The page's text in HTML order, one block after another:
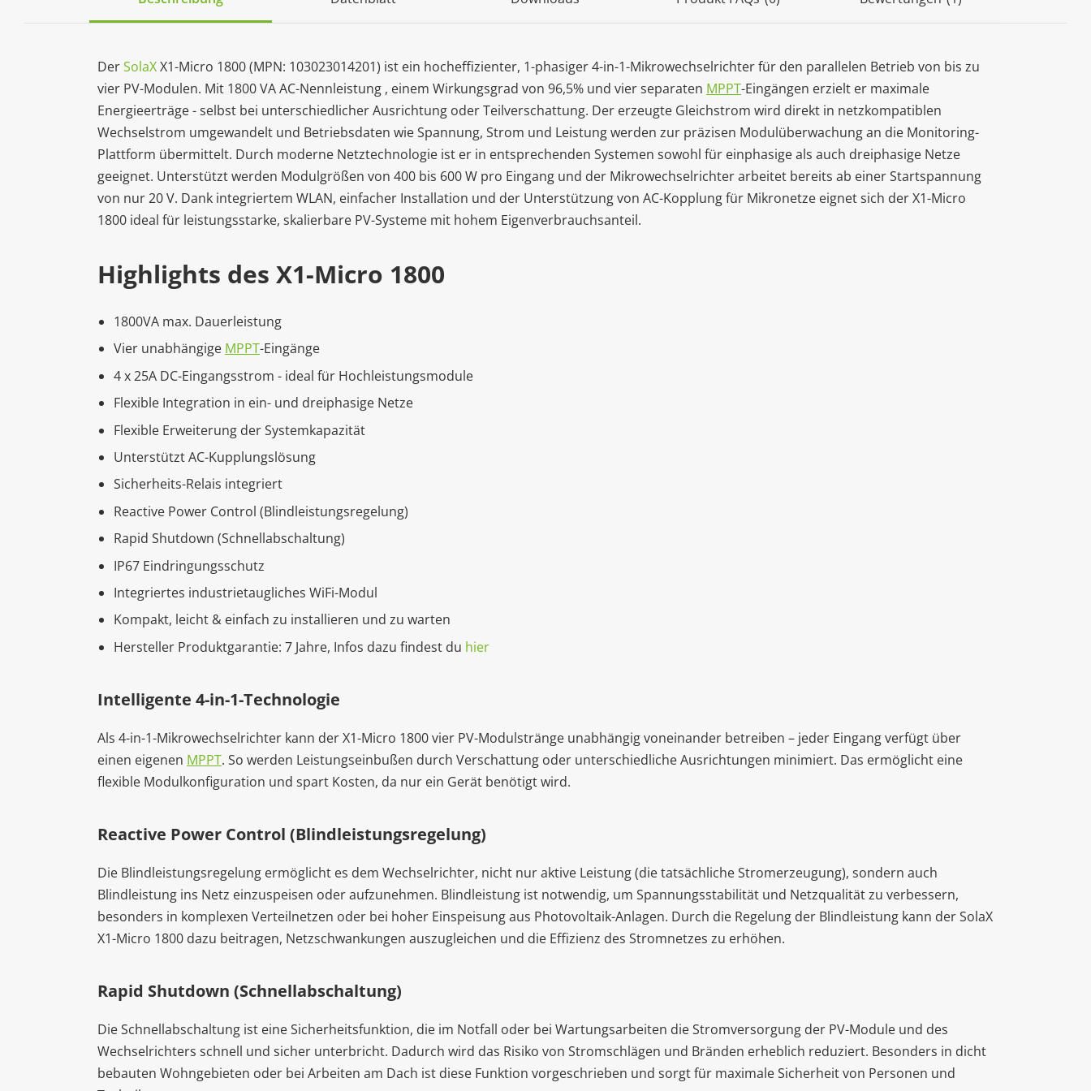
DerSolaXX1-Micro 1800 (MPN: 103023014201) ist ein hocheffizienter, 1-phasiger 4-in-1-Mikrowechselrichter für den parallelen Betrieb von bis zu
vier PV-Modulen. Mit 1800 VA AC-Nennleistung , einem Wirkungsgrad von 96,5% und vier separaten MPPT-Eingängen erzielt er maximale
Energieerträge - selbst bei unterschiedlicher Ausrichtung oder Teilverschattung. Der erzeugte Gleichstrom wird direkt in netzkompatiblen
Wechselstrom umgewandelt und Betriebsdaten wie Spannung, Strom und Leistung werden zur präzisen Modulüberwachung an die Monitoring-
Plattform übermittelt. Durch moderne Netztechnologie ist er in entsprechenden Systemen sowohl für einphasige als auch dreiphasige Netze
geeignet. Unterstützt werden Modulgrößen von 400 bis 600 W pro Eingang und der Mikrowechselrichter arbeitet bereits ab einer Startspannung
von nur 20 V. Dank integriertem WLAN, einfacher Installation und der Unterstützung von AC-Kopplung für Mikronetze eignet sich der X1-Micro
1800 ideal für leistungsstarke, skalierbare PV-Systeme mit hohem Eigenverbrauchsanteil.
Highlights des X1-Micro 1800
1800VA max. Dauerleistung
Vier unabhängige MPPT-Eingänge
4 x 25A DC-Eingangsstrom - ideal für Hochleistungsmodule
Flexible Integration in ein- und dreiphasige Netze
Flexible Erweiterung der Systemkapazität
Unterstützt AC-Kupplungslösung
Sicherheits-Relais integriert
Reactive Power Control (Blindleistungsregelung)
Rapid Shutdown (Schnellabschaltung)
IP67 Eindringungsschutz
Integriertes industrietaugliches WiFi-Modul
Kompakt, leicht & einfach zu installieren und zu warten
Hersteller Produktgarantie: 7 Jahre, Infos dazu findest du hier
Intelligente 4-in-1-Technologie
Als 4-in-1-Mikrowechselrichter kann der X1-Micro 1800 vier PV-Modulstränge unabhängig voneinander betreiben – jeder Eingang verfügt über
einen eigenen MPPT. So werden Leistungseinbußen durch Verschattung oder unterschiedliche Ausrichtungen minimiert. Das ermöglicht eine
flexible Modulkonfiguration und spart Kosten, da nur ein Gerät benötigt wird.
Reactive Power Control (Blindleistungsregelung)
Die Blindleistungsregelung ermöglicht es dem Wechselrichter, nicht nur aktive Leistung (die tatsächliche Stromerzeugung), sondern auch
Blindleistung ins Netz einzuspeisen oder aufzunehmen. Blindleistung ist notwendig, um Spannungsstabilität und Netzqualität zu verbessern,
besonders in komplexen Verteilnetzen oder bei hoher Einspeisung aus Photovoltaik-Anlagen. Durch die Regelung der Blindleistung kann der SolaX
X1-Micro 1800 dazu beitragen, Netzschwankungen auszugleichen und die Effizienz des Stromnetzes zu erhöhen.
Rapid Shutdown (Schnellabschaltung)
Die Schnellabschaltung ist eine Sicherheitsfunktion, die im Notfall oder bei Wartungsarbeiten die Stromversorgung der PV-Module und des
Wechselrichters schnell und sicher unterbricht. Dadurch wird das Risiko von Stromschlägen und Bränden erheblich reduziert. Besonders in dicht
bebauten Wohngebieten oder bei Arbeiten am Dach ist diese Funktion vorgeschrieben und sorgt für maximale Sicherheit von Personen und